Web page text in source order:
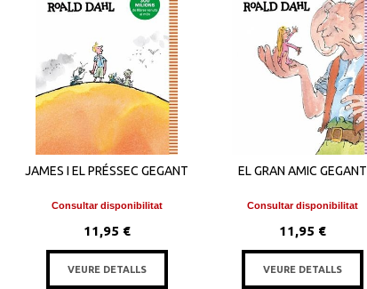
JAMES I EL PRÉSSEC GEGANT
Consultar disponibilitat
11,95 €
VEURE DETALLS
EL GRAN AMIC GEGANT
Consultar disponibilitat
11,95 €
VEURE DETALLS